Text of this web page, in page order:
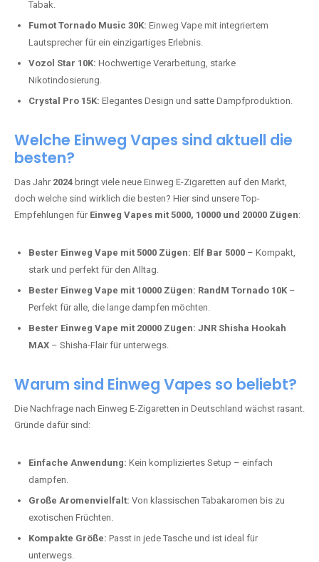
Tabak.
Fumot Tornado Music 30K: Einweg Vape mit integriertem
Lautsprecher für ein einzigartiges Erlebnis.
Vozol Star 10K: Hochwertige Verarbeitung, starke
Nikotindosierung.
Crystal Pro 15K: Elegantes Design und satte Dampfproduktion.
Welche Einweg Vapes sind aktuell die
besten?
Das Jahr 2024 bringt viele neue Einweg E-Zigaretten auf den Markt,
doch welche sind wirklich die besten? Hier sind unsere Top-
Empfehlungen für Einweg Vapes mit 5000, 10000 und 20000 Zügen:
Bester Einweg Vape mit 5000 Zügen: Elf Bar 5000 – Kompakt,
stark und perfekt für den Alltag.
Bester Einweg Vape mit 10000 Zügen: RandM Tornado 10K –
Perfekt für alle, die lange dampfen möchten.
Bester Einweg Vape mit 20000 Zügen: JNR Shisha Hookah
MAX – Shisha-Flair für unterwegs.
Warum sind Einweg Vapes so beliebt?
Die Nachfrage nach Einweg E-Zigaretten in Deutschland wächst rasant.
Gründe dafür sind:
Einfache Anwendung: Kein kompliziertes Setup – einfach
dampfen.
Große Aromenvielfalt: Von klassischen Tabakaromen bis zu
exotischen Früchten.
Kompakte Größe: Passt in jede Tasche und ist ideal für
unterwegs.